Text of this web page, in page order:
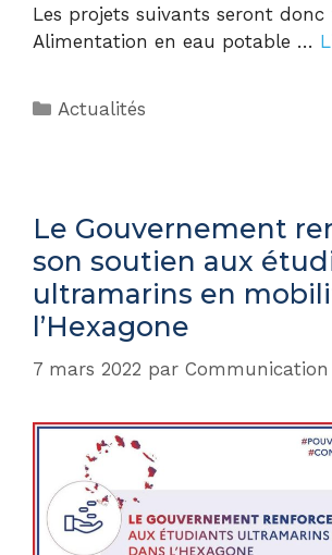
Les projets suivants seront donc
Alimentation en eau potable …
Actualités
Le Gouvernement
son soutien aux
ultramarins en
l’Hexagone
7 mars 2022 par Communication